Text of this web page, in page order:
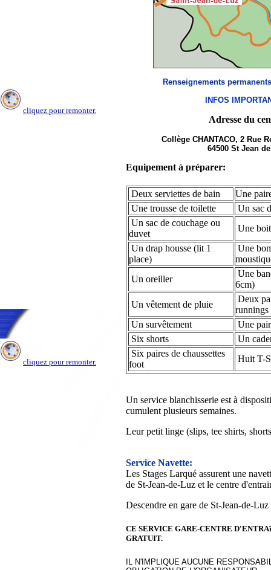
CONSEQQUENCE IL
N'EST PLUS POSSIBLE
DE RESERVER : EN
cliquez pour remonter.
cliquez pour remonter.
Renseignements
INFOS
Adresse du
Collège CHANTACO, 2 Rue
64500 St Jean
Equipement à préparer:
Deux serviettes de bain
Une
Une trousse de toilette
Un sac
Un sac de couchage ou
duvet
Une
Un drap housse (lit 1
place)
Une
Un oreiller
Une
6cm)
Un vêtement de pluie
Deux
runnings
Un survêtement
Une
Six shorts
Un
Six paires de chaussettes
foot
Huit T-
Un service blanchisserie est à
cumulent plusieurs semaines.
Leur petit linge (slips, tee shirts,
Service Navette:
Les Stages Larqué assurent une
de St-Jean-de-Luz et le centre
Descendre en gare de St-Jean-de-
CE SERVICE GARE-CENTRE
GRATUIT.
IL N'IMPLIQUE AUCUNE